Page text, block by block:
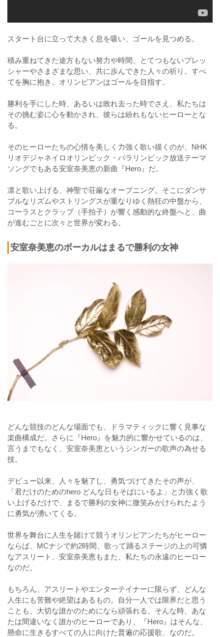
スタート台に立って大きく息を吸い、ゴールを見つめる。
積み重ねてきた途方もない努力や時間、とてつもないプレッ
シャーやさまざまな思い、共に歩んできた人々の祈り。すべ
てを胸に抱き、オリンピアンはゴールを目指す。
勝利を手にした時、あるいは敗れ去った時でさえ、私たちは
その挑む姿に心を動かされ、彼らは紛れもないヒーローとな
る。
そのヒーローたちの心情を美しく力強く歌い描くのが、NHK
リオデジャネイロオリンピック・パラリンピック放送テーマ
ソングでもある安室奈美恵の新曲『Hero』だ。
凛と歌い上げる、神聖で荘厳なオープニング。そこにダンサ
ブルなリズムやストリングスが重なりゆく熱狂の中盤から、
コーラスとクラップ（手拍子）が響く感動的な終盤へと、曲
が進むごとに次々と世界が変わる。
安室奈美恵のボーカルはまるで勝利の女神
どんな競技のどんな場面でも、ドラマティックに響く見事な
楽曲構成だ。さらに『Hero』を魅力的に響かせているのは、
言うまでもなく、安室奈美恵というシンガーの歌声の為せる
技。
デビュー以来、人々を魅了し、勇気づけてきたその声が、
「君だけのためのhero どんな日もそばにいるよ」と力強く歌
い上げるだけで、まるで勝利の女神に微笑みかけられたよう
に勇気が湧いてくる。
世界を舞台に人生を賭けて競うオリンピアンたちがヒーロー
ならば、MCナシで約2時間、歌って踊るステージの上の可憐
なアスリート、安室奈美恵もまた、私たちの永遠のヒーロー
なのだ。
もちろん、アスリートやエンターテイナーに限らず、どんな
人生にも苦難や絶望はあるもの。自分一人では限界だと思う
ことも、大切な誰かのためになら頑張れる。そんな時、あな
たは間違いなく誰かのヒーローであり、『Hero』はそんな、
懸命に生きるすべての人に向けた普遍の応援歌、なのだ。